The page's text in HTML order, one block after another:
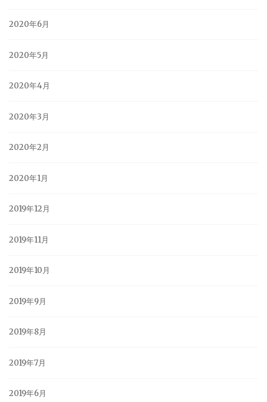
2020年6月
2020年5月
2020年4月
2020年3月
2020年2月
2020年1月
2019年12月
2019年11月
2019年10月
2019年9月
2019年8月
2019年7月
2019年6月